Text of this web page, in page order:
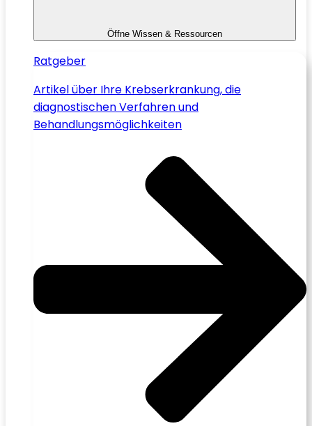
Öffne Wissen & Ressourcen
Ratgeber
Artikel über Ihre Krebserkrankung, die
diagnostischen Verfahren und
Behandlungsmöglichkeiten